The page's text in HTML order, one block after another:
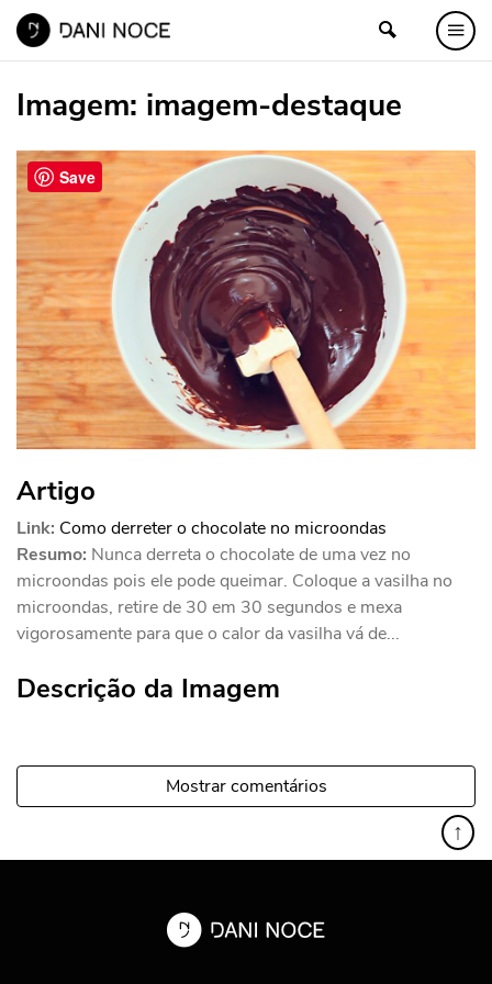
Imagem: imagem-destaque
Artigo
Link: Como derreter o chocolate no microondas
Resumo: Nunca derreta o chocolate de uma vez no
microondas pois ele pode queimar. Coloque a vasilha no
microondas, retire de 30 em 30 segundos e mexa
vigorosamente para que o calor da vasilha vá de...
Descrição da Imagem
Mostrar comentários
↑
Save